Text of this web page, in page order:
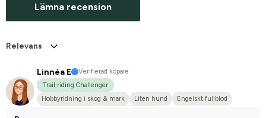
Lämna recension
Relevans
Linnéa E
Verifierad köpare
Trail riding Challenger
Hobbyridning i skog & mark
Liten hund
Engelskt fullblod